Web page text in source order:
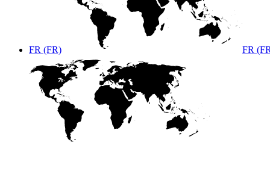
FR (FR) FR